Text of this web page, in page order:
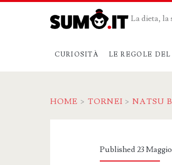
La dieta, la
CURIOSITÀ LE REGOLE DEL
HOME > TORNEI >NATSU
Published 23